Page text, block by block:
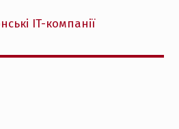
IT-компанії